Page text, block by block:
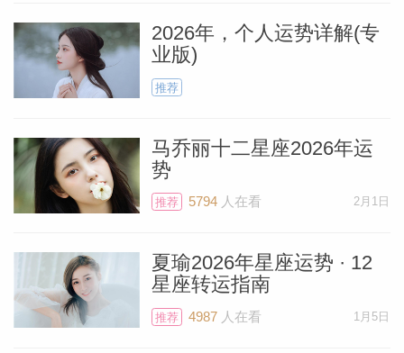
料简介
座，你在去年付出的努力、撒下的种子都会
开始开花结果。你正在逐步进入近十年来，
甚至是一生中收获最丰厚的时光。作为一个
水瓶座，你并非物质主义者，但是拥有更多
金钱，可以让你有更多好的选择，这点非常
重要。我打赌，等到今年年末的时候，（回
总结：
2026年，个人运势详解(专
业版)
推荐
马乔丽十二星座2026年运
势
推荐 5794人在看 2月1日
夏瑜2026年星座运势 · 12
星座转运指南
推荐 4987人在看 1月5日